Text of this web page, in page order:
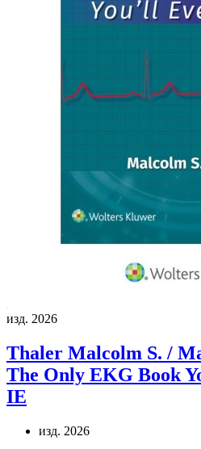
изд. 2026
Thaler Malcolm S. /
The Only EKG Book
IE
изд. 2026